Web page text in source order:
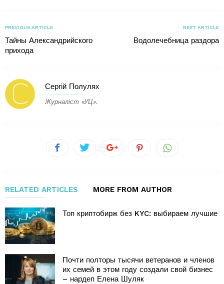
PREVIOUS ARTICLE
Тайны Александрийского
прихода
NEXT ARTICLE
Водолечебница раздора
Сергій Полулях
Журналіст «УЦ».
RELATED ARTICLES MORE FROM AUTHOR
Топ криптобирж без KYC: выбираем лучшие
Почти полторы тысячи ветеранов и членов
их семей в этом году создали свой бизнес
– нардеп Елена Шуляк